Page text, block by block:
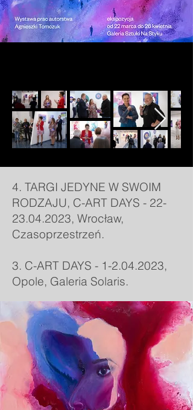
4. TARGI JEDYNE W SWOIM
RODZAJU, C-ART DAYS - 22-
23.04.2023, Wrocław,
Czasoprzestrzeń.
3. C-ART DAYS - 1-2.04.2023,
Opole, Galeria Solaris.